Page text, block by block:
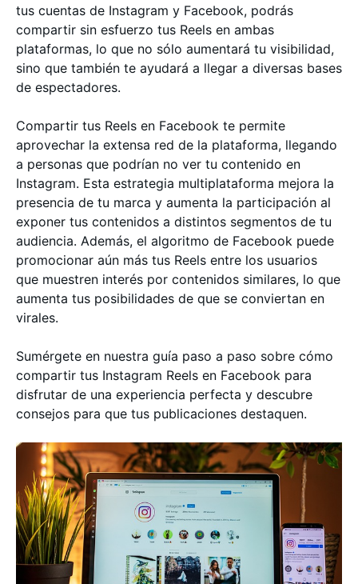
tus cuentas de Instagram y Facebook, podrás
compartir sin esfuerzo tus Reels en ambas
plataformas, lo que no sólo aumentará tu visibilidad,
sino que también te ayudará a llegar a diversas bases
de espectadores.
Compartir tus Reels en Facebook te permite
aprovechar la extensa red de la plataforma, llegando
a personas que podrían no ver tu contenido en
Instagram. Esta estrategia multiplataforma mejora la
presencia de tu marca y aumenta la participación al
exponer tus contenidos a distintos segmentos de tu
audiencia. Además, el algoritmo de Facebook puede
promocionar aún más tus Reels entre los usuarios
que muestren interés por contenidos similares, lo que
aumenta tus posibilidades de que se conviertan en
virales.
Sumérgete en nuestra guía paso a paso sobre cómo
compartir tus Instagram Reels en Facebook para
disfrutar de una experiencia perfecta y descubre
consejos para que tus publicaciones destaquen.